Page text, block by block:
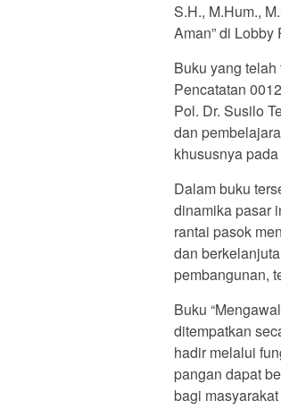
S.H., M.Hum.,
Aman” di
Buku yang
Pencatatan
Pol. Dr. Susilo
dan
khususnya
Dalam buku
dinamika pasar
rantai pasok
dan
pembangunan,
Buku
ditempatkan
hadir melalui
pangan dapat
bagi